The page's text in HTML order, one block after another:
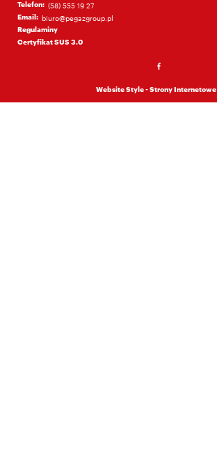
Telefon: (58) 555 19 27
Email: biuro@pegazgroup.pl
Regulaminy
Certyfikat SUS 3.0
Website Style - Strony Internetowe